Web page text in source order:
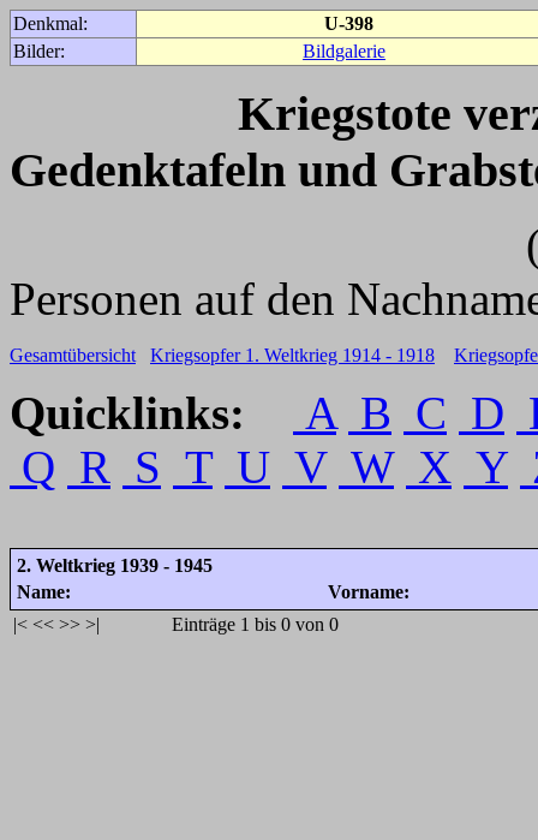
Denkmal:
U-398
Bilder:
Bildgalerie
Kriegstote
Gedenktafeln und
(Für weitere
Personen auf den
Gesamtübersicht Kriegsopfer 1. Weltkrieg 1914 - 1918
Quicklinks: A B C D
Q R S T U V W X Y
2. Weltkrieg 1939 - 1945
Name:
Vorname:
|< << >> >| Einträge 1 bis 0 von 0